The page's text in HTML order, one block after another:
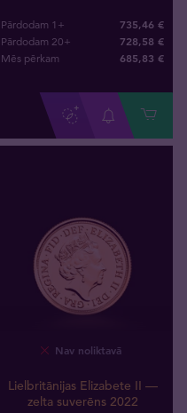
Pārdodam 1+ 735,46 €
Pārdodam 20+ 728,58 €
Mēs pērkam 685,83 €
Nav noliktavā
Lielbritānijas Elizabete II —
zelta suverēns 2022